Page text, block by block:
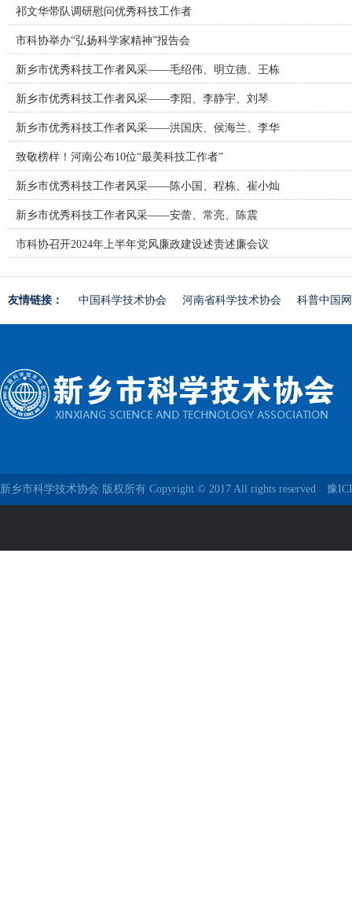
祁文华带队调研慰问优秀科技工作者
市科协举办“弘扬科学家精神”报告会
新乡市优秀科技工作者风采——毛绍伟、明立德、王栋
新乡市优秀科技工作者风采——李阳、李静宇、刘琴
新乡市优秀科技工作者风采——洪国庆、侯海兰、李华
致敬榜样！河南公布10位“最美科技工作者”
新乡市优秀科技工作者风采——陈小国、程栋、崔小灿
新乡市优秀科技工作者风采——安蕾、常亮、陈震
市科协召开2024年上半年党风廉政建设述责述廉会议
友情链接： 中国科学技术协会 河南省科学技术协会 科普中国网
新乡市科学技术协会 版权所有 Copyright © 2017 All rights reserved 豫